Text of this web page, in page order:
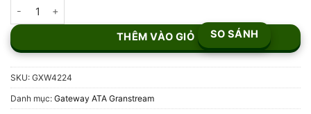
THÊM VÀO GIỎ SO SÁNH
SKU: GXW4224
Danh mục: Gateway ATA Granstream